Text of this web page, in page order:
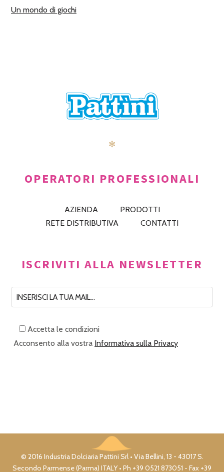
Un mondo di giochi
✻
OPERATORI PROFESSIONALI
AZIENDA
PRODOTTI
RETE DISTRIBUTIVA
CONTATTI
ISCRIVITI ALLA NEWSLETTER
Accetta le condizioni
Acconsento alla vostra Informativa sulla Privacy
© 2016 Industria Dolciaria Pattini Srl • Via Bellini, 13 - 43017 S.
Secondo Parmense (Parma) ITALY • Ph +39 0521 873051 - Fax +39